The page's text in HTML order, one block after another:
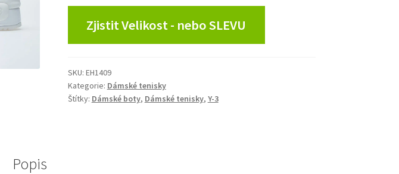
Zjistit Velikost - nebo SLEVU
SKU: EH1409
Kategorie: Dámské tenisky
Štítky: Dámské boty, Dámské tenisky, Y-3
Popis